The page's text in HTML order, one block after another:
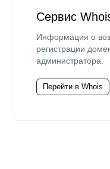
Сервис
Информация о
регистрации
администратора.
Перейти в Whois